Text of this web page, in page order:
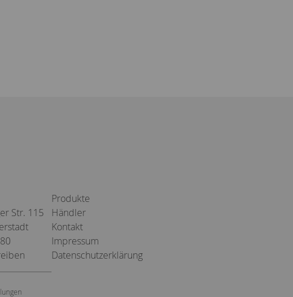
Str. 115
Produkte
Händler
Kontakt
Impressum
Datenschutzerklärung